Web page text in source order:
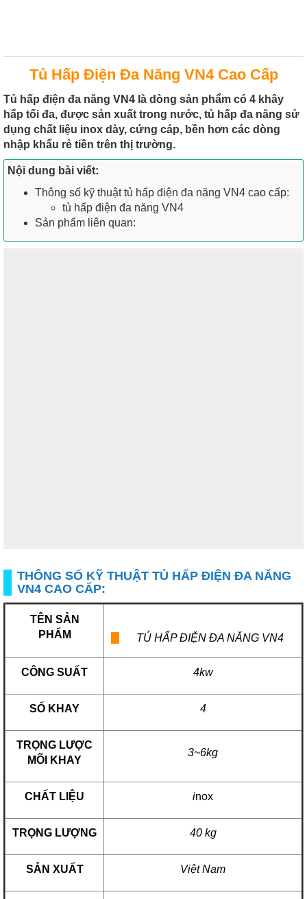
Tủ Hấp Điện Đa Năng VN4 Cao Cấp
Tủ hấp điện đa năng VN4 là dòng sản phẩm có 4 khây
hấp tối đa, được sản xuất trong nước, tủ hấp đa năng sử
dụng chất liệu inox dày, cứng cáp, bền hơn các dòng
nhập khẩu rẻ tiền trên thị trường.
Nội dung bài viết:
Thông số kỹ thuật tủ hấp điện đa năng VN4 cao cấp:
tủ hấp điện đa năng VN4
Sản phẩm liên quan:
THÔNG SỐ KỸ THUẬT TỦ HẤP ĐIỆN ĐA NĂNG
VN4 CAO CẤP:
TÊN SẢN
PHẨM
TỦ HẤP ĐIỆN ĐA NĂNG VN4
CÔNG SUẤT 4kw
SỐ KHAY 4
TRỌNG LƯỢC
MÕI KHAY
3~6kg
CHẤT LIỆU inox
TRỌNG LƯỢNG 40 kg
SẢN XUẤT Việt Nam